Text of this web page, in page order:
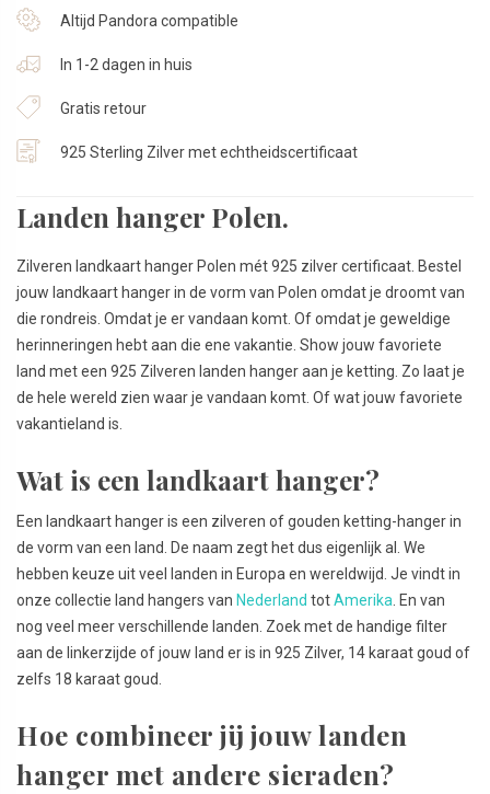
ketting
925
Sterling
Zilver
aantal
Altijd Pandora compatible
In 1-2 dagen in huis
Gratis retour
925 Sterling Zilver met echtheidscertificaat
Landen hanger Polen.
Zilveren landkaart hanger Polen mét 925 zilver certificaat. Bestel
jouw landkaart hanger in de vorm van Polen omdat je droomt van
die rondreis. Omdat je er vandaan komt. Of omdat je geweldige
herinneringen hebt aan die ene vakantie. Show jouw favoriete
land met een 925 Zilveren landen hanger aan je ketting. Zo laat je
de hele wereld zien waar je vandaan komt. Of wat jouw favoriete
vakantieland is.
Wat is een landkaart hanger?
Een landkaart hanger is een zilveren of gouden ketting-hanger in
de vorm van een land. De naam zegt het dus eigenlijk al. We
hebben keuze uit veel landen in Europa en wereldwijd. Je vindt in
onze collectie land hangers van Nederland totAmerika . En van
nog veel meer verschillende landen. Zoek met de handige filter
aan de linkerzijde of jouw land er is in 925 Zilver, 14 karaat goud of
zelfs 18 karaat goud.
Hoe combineer jij jouw landen
hanger met andere sieraden?